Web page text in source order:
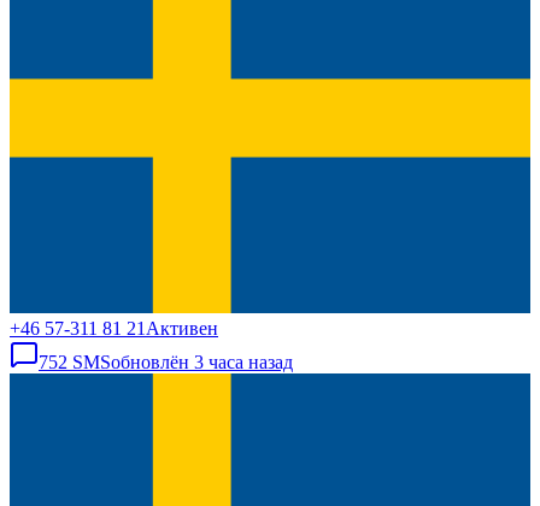
+46 57-311 81 21 Активен
752 SMSобновлён 3 часа назад